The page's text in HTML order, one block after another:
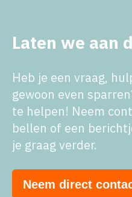
Laten we aan
Heb je een vraag,
gewoon even
te helpen! Neem
bellen of een
je graag verder.
Neem direct